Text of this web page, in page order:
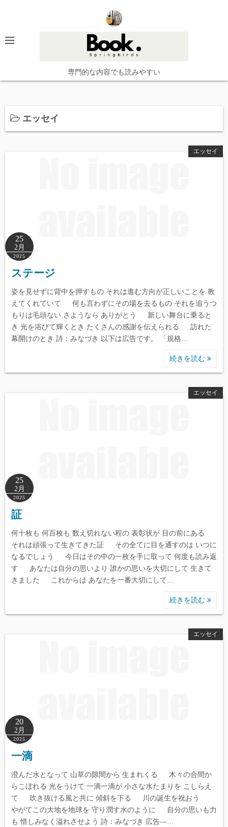
ン
専門的な内容でも読みやすい
エッセイ
エッセイ
25
2月
2025
ステージ
姿を見せずに背中を押すもの それは進む方向が正しいことを 教
えてくれていて 何も言わずにその場を去るもの それを追うつ
もりは毛頭ない さようなら ありがとう 新しい舞台に乗ると
き 光を浴びて輝くとき たくさんの感謝を伝えられる 訪れた
幕開けのとき 詩：みなづき 以下は広告です。 「規格…
続きを読む
エッセイ
25
2月
2025
証
何十枚も 何百枚も 数え切れない程の 表彰状が 目の前にある
それは頑張って生きてきた証 その全てに目を通すのは いつに
なるでしょう 今日はその中の一枚を手に取って 何度も読み返
す あなたは自分の思いより 誰かの思いを大切にして 生きて
きました これからは あなたを一番大切にして…
続きを読む
エッセイ
20
2月
2025
一滴
澄んだ水となって 山草の隙間から 生まれくる 木々の合間か
らこぼれる 光をうけて 一滴一滴が 小さな水たまりを こしらえ
て 吹き抜ける風と共に 傾斜を下る 川の誕生を祝おう
やがてこの大地を地球を 守り潤す水のように 自分の思いも力
も 惜しみなく溢れさせよう 詩：みなづき 広告―…